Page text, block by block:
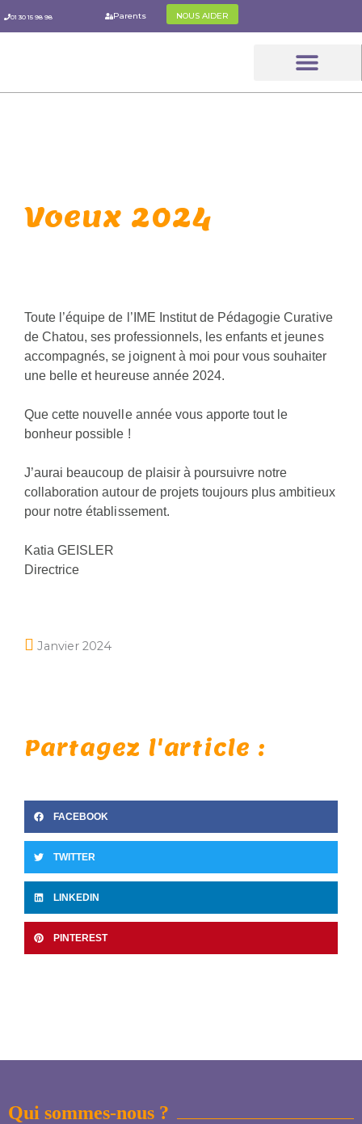
au
01 30 15 98 98 Parents NOUS AIDER
Voeux 2024
Toute l’équipe de l’IME Institut de Pédagogie Curative
de Chatou, ses professionnels, les enfants et jeunes
accompagnés, se joignent à moi pour vous souhaiter
une belle et heureuse année 2024.
Que cette nouvelle année vous apporte tout le
bonheur possible !
J’aurai beaucoup de plaisir à poursuivre notre
collaboration autour de projets toujours plus ambitieux
pour notre établissement.
Katia GEISLER
Directrice
Janvier 2024
Partagez l'article :
FACEBOOK
TWITTER
LINKEDIN
PINTEREST
Qui sommes-nous ?